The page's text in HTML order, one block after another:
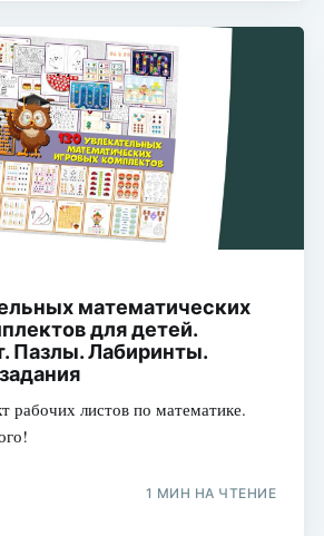
математических
для детей.
Пазлы. Лабиринты.
рабочих листов по математике.
1 МИН НА ЧТЕНИЕ